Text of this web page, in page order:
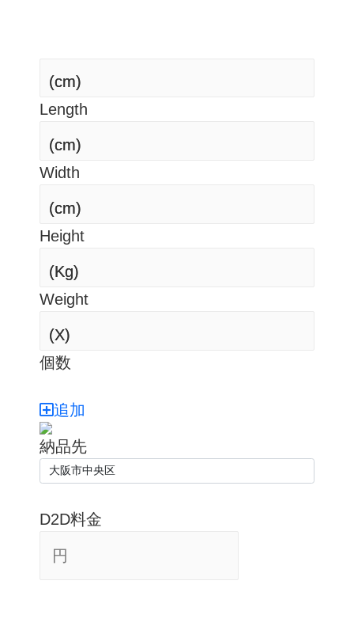
(cm)
(cm)
Length
(cm)
(cm)
Width
(cm)
(cm)
Height
(Kg)
(Kg)
Weight
(X)
(X)
個数
追加
納品先
D2D料金